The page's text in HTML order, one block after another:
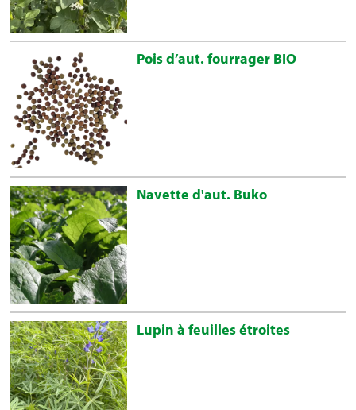
Pois d’aut. fourrager BIO
Navette d'aut. Buko
Lupin à feuilles étroites